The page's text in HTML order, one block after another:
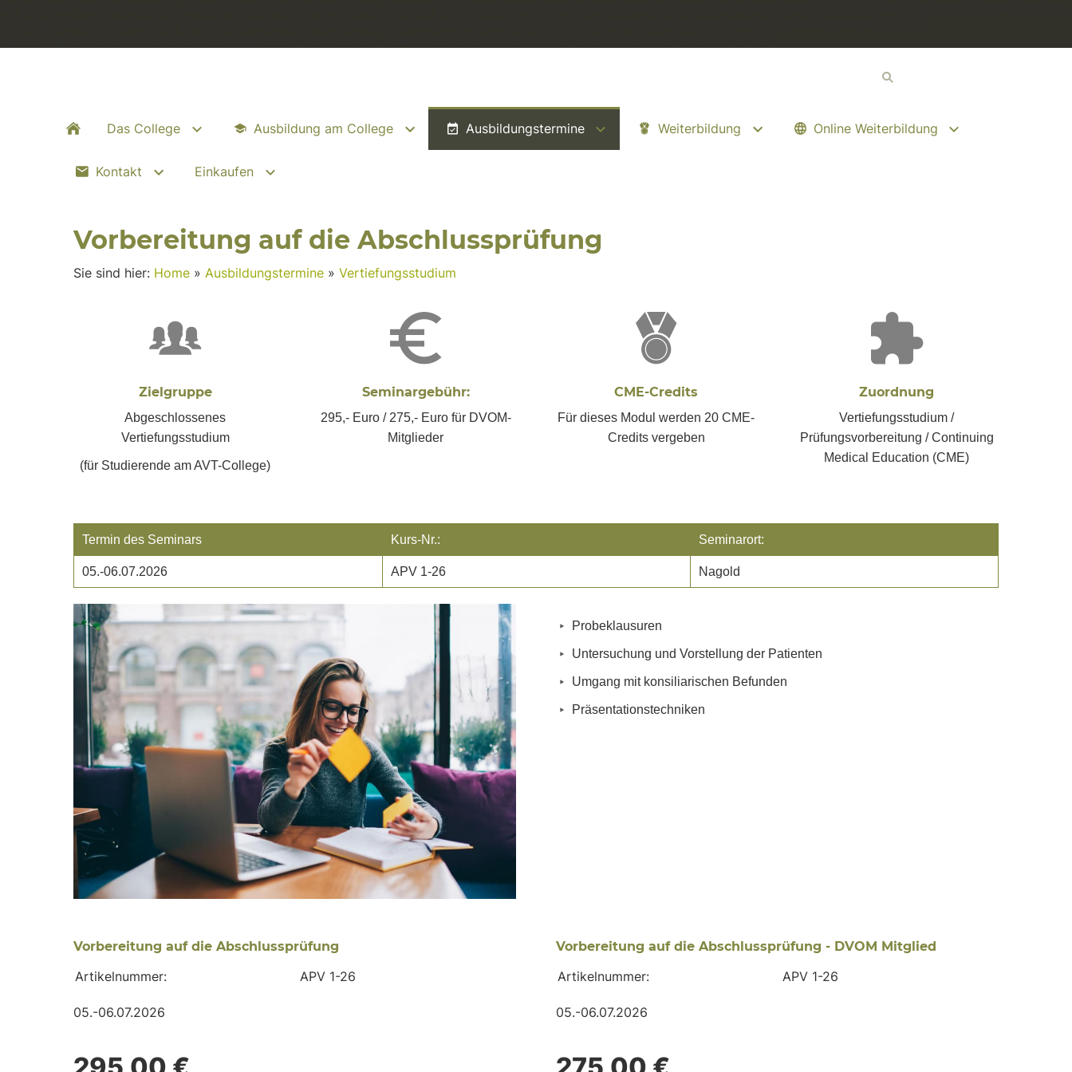
Das College Ausbildung am College Ausbildungstermine Weiterbildung Online Weiterbildung
Kontakt Einkaufen
Vorbereitung auf die Abschlussprüfung
Sie sind hier: Home » Ausbildungstermine » Vertiefungsstudium
Zielgruppe
Abgeschlossenes
Vertiefungsstudium
(für Studierende am AVT-College)
Seminargebühr:
295,- Euro / 275,- Euro für DVOM-
Mitglieder
CME-Credits
Für dieses Modul werden 20 CME-
Credits vergeben
Zuordnung
Vertiefungsstudium /
Prüfungsvorbereitung / Continuing
Medical Education (CME)
Termin des Seminars Kurs-Nr.: Seminarort:
05.-06.07.2026 APV 1-26 Nagold
Probeklausuren
Untersuchung und Vorstellung der Patienten
Umgang mit konsiliarischen Befunden
Präsentationstechniken
Vorbereitung auf die Abschlussprüfung
Artikelnummer: APV 1-26
05.-06.07.2026
Vorbereitung auf die Abschlussprüfung - DVOM Mitglied
Artikelnummer: APV 1-26
05.-06.07.2026